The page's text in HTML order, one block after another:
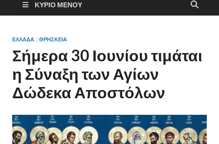
ΚΎΡΙΟ ΜΕΝΟΎ
ΕΛΛΑΔΑ / ΘΡΗΣΚΕΙΑ
Σήμερα 30 Ιουνίου τιμάται
η Σύναξη των Αγίων
Δώδεκα Αποστόλων